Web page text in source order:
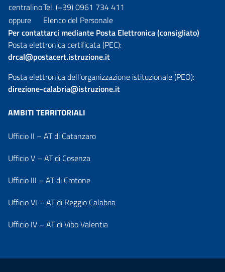
centralinoTel. (+39) 0961 734 411
oppure
Elenco del Personale
Per contattarci mediante Posta Elettronica (consigliato)
Posta elettronica certificata (PEC):
drcal@postacert.istruzione.it
Posta elettronica dell’organizzazione istituzionale (PEO):
direzione-calabria@istruzione.it
AMBITI TERRITORIALI
Ufficio II – AT di Catanzaro
Ufficio V – AT di Cosenza
Ufficio III – AT di Crotone
Ufficio VI – AT di Reggio Calabria
Ufficio IV – AT di Vibo Valentia